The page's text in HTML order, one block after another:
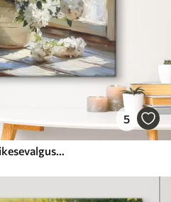
5
Valged hortensiad vaasis, päikesevalgus aknas, õlimaal